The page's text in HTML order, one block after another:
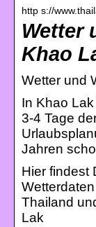
http s://
Wetter
Khao
Wetter und
In Khao
3-4 Tage
Jahren
Hier findest
Thailand
Lak